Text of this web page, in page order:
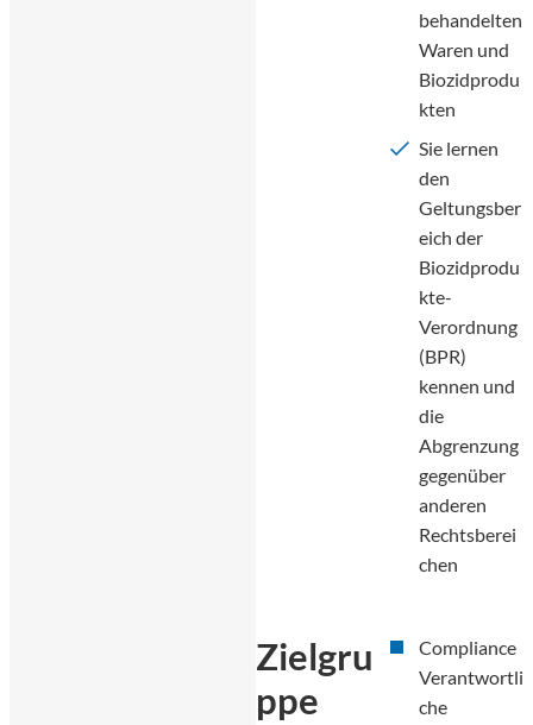
behandelten
Waren und
Biozidprodu
kten
Sie lernen
den
Geltungsber
eich der
Biozidprodu
kte-
Verordnung
(BPR)
kennen und
die
Abgrenzung
gegenüber
anderen
Rechtsberei
chen
Zielgru
ppe
Compliance
Verantwortli
che